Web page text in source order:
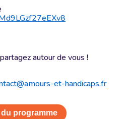
autour de vous !
et-handicaps.fr
du programme